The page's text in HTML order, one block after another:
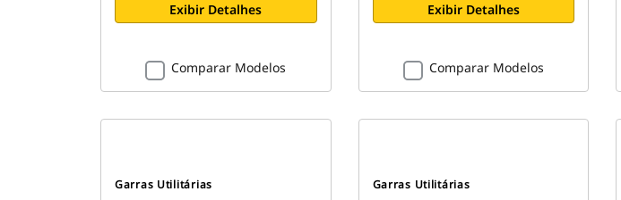
Exibir Detalhes
Comparar Modelos
Exibir Detalhes
Comparar Modelos
Garras Utilitárias Garras Utilitárias